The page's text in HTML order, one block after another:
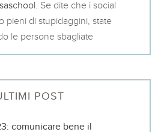
. Se dite che i social
pieni di stupidaggini, state
le persone sbagliate
POST
comunicare bene il